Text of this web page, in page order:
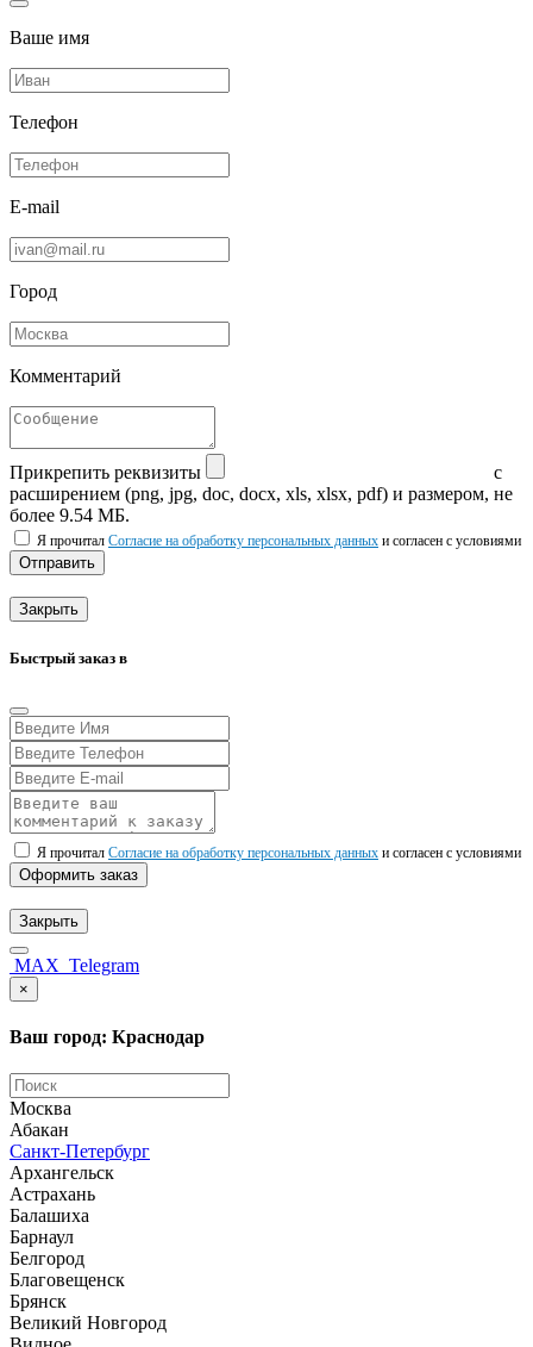
Ваше имя
Телефон
E-mail
Город
Комментарий
Прикрепить реквизиты
с
расширением (png, jpg, doc, docx, xls, xlsx, pdf) и размером, не
более 9.54 МБ.
Я прочитал Согласие на обработку персональных данных и согласен с условиями
Отправить
Закрыть
Быстрый заказ в
Я прочитал Согласие на обработку персональных данных и согласен с условиями
Оформить заказ
Закрыть
MAX Telegram
×
Ваш город: Краснодар
Москва
Абакан
Санкт-Петербург
Архангельск
Астрахань
Балашиха
Барнаул
Белгород
Благовещенск
Брянск
Великий Новгород